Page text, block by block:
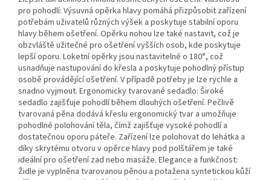
pro pohodlí: Výsuvná opěrka hlavy pomáhá přizpůsobit zařízení
potřebám uživatelů různých výšek a poskytuje stabilní oporu
hlavy během ošetření. Opěrku nohou lze také nastavit, což je
obzvláště užitečné pro ošetření vyšších osob, kde poskytuje
lepší oporu. Loketní opěrky jsou nastavitelné o 180°, což
usnadňuje nastupování do křesla a poskytuje pohodlný přístup
osobě provádějící ošetření. V případě potřeby je lze rychle a
snadno vyjmout. Ergonomicky tvarované sedadlo: Široké
sedadlo zajišťuje pohodlí během dlouhých ošetření. Pečlivě
tvarovaná pěna dodává křeslu ergonomický tvar a umožňuje
pohodlné polohování těla, čímž zajišťuje vysoké pohodlí a
dostatečnou oporu páteře. Zařízení lze polohovat do lehátka a
díky skrytému otvoru v opěrce hlavy pod polštářem je také
ideální pro ošetření zad nebo masáže. Elegance a funkčnost:
Židle je vyplněna tvarovanou pěnou a potažena syntetickou kůží